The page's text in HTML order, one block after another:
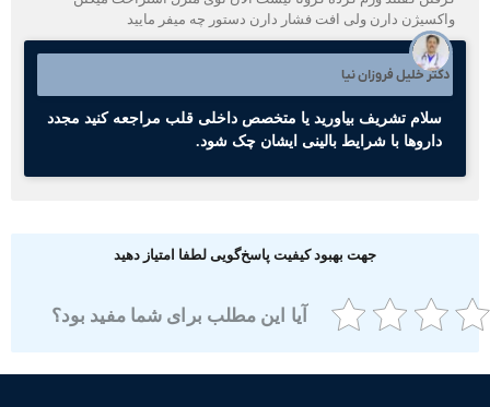
دارن ولی افت فشار دارن دستور چه میفر مایید
دکتر خلیل فروزان نیا
سلام تشریف بیاورید یا متخصص داخلی قلب مراجعه کنید مجدد
داروها با شرایط بالینی ایشان چک شود.
جهت بهبود کیفیت پاسخ‌گویی لطفا امتیاز دهید
آیا این مطلب برای شما مفید بود؟